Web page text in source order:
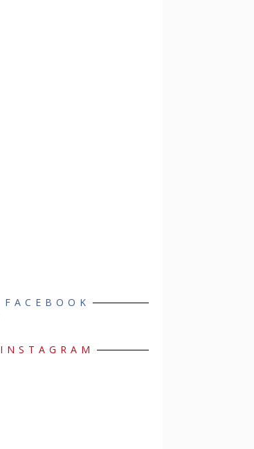
FACEBOOK
INSTAGRAM